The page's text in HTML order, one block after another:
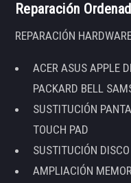
Reparación
REPARACIÓN
ACER ASUS APPLE
PACKARD BELL
SUSTITUCIÓN
TOUCH PAD
SUSTITUCIÓN
AMPLIACIÓN